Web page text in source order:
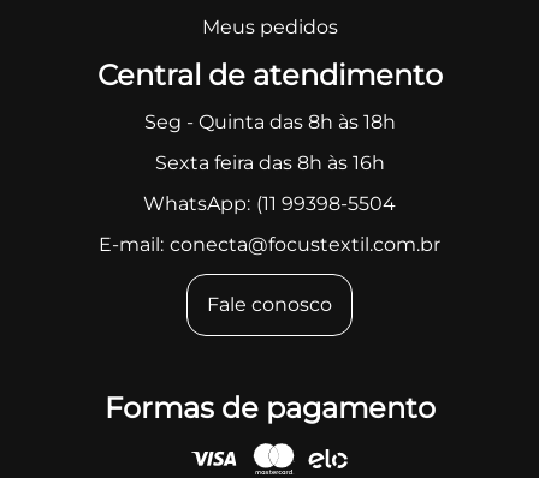
Meus pedidos
Central de atendimento
Seg - Quinta das 8h às 18h
Sexta feira das 8h às 16h
WhatsApp: (11 99398-5504
E-mail: conecta@focustextil.com.br
Fale conosco
Formas de pagamento